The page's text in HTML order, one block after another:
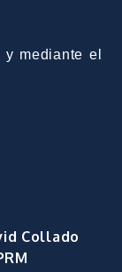
mediante el
Collado